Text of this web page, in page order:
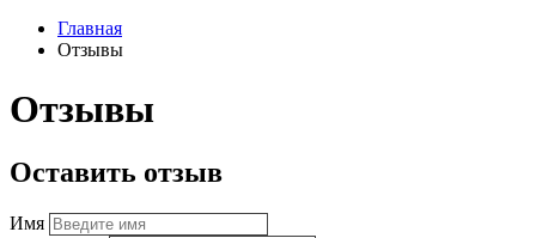
Главная
Отзывы
Отзывы
Оставить отзыв
Имя